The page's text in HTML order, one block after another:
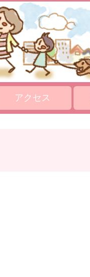
アクセス